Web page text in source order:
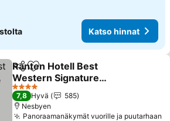
Katso hinnat
Jaa Lisää suosikkeihin
Ranten Hotell Best
Western Signature
Collection
Katso hinnat
4 Tähtiluokitus
7,8 Hyvä
585
Nesbyen
Panoraamanäkymät vuorille ja puutarhaan